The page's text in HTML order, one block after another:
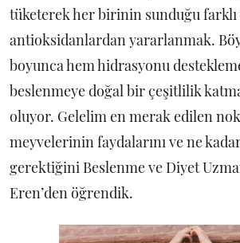
tüketerek her birinin sunduğu
antioksidanlardan yararlanmak.
boyunca hem hidrasyonu
beslenmeye doğal bir çeşitlilik
oluyor. Gelelim en merak edilen
meyvelerinin faydalarını ve ne
gerektiğini Beslenme ve Diyet
Eren’den öğrendik.